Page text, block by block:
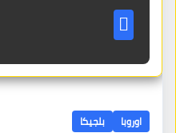
اوروبا بلجيكا